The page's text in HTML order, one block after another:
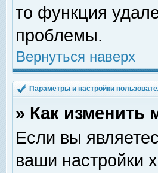
то функция
проблемы.
Вернуться наверх
Параметры и настройки
» Как изменить
Если вы
ваши настройки